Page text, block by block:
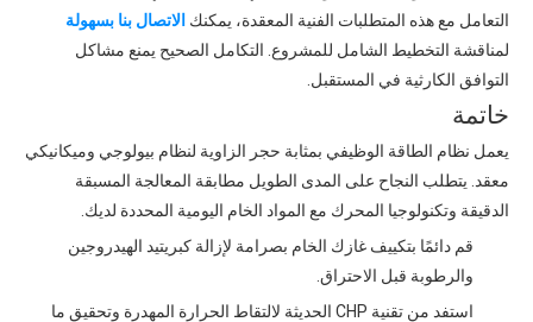
التعامل مع هذه المتطلبات الفنية المعقدة، يمكنك الاتصال بنا بسهولة
لمناقشة التخطيط الشامل للمشروع. التكامل الصحيح يمنع مشاكل
التوافق الكارثية في المستقبل.
خاتمة
يعمل نظام الطاقة الوظيفي بمثابة حجر الزاوية لنظام بيولوجي وميكانيكي
معقد. يتطلب النجاح على المدى الطويل مطابقة المعالجة المسبقة
الدقيقة وتكنولوجيا المحرك مع المواد الخام اليومية المحددة لديك.
قم دائمًا بتكييف غازك الخام بصرامة لإزالة كبريتيد الهيدروجين
والرطوبة قبل الاحتراق.
استفد من تقنية CHP الحديثة لالتقاط الحرارة المهدرة وتحقيق ما